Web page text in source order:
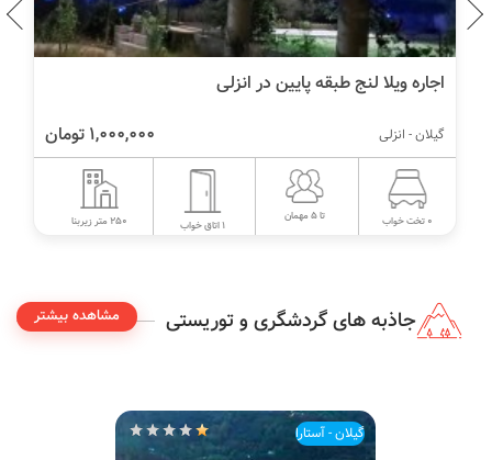
اجاره ویلا لنج طبقه پایین در انزلی
1,000,000 تومان گیلان - انزلی
0 تخت خواب تا 5 مهمان
1 اتاق خواب 250 متر زیربنا
جاذبه های گردشگری و توریستی مشاهده بیشتر
گیلان - آستارا